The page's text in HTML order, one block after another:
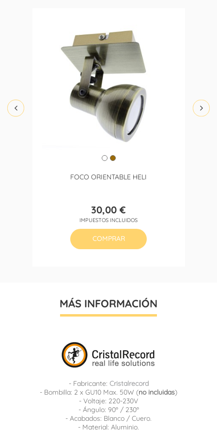
FOCO ORIENTABLE HELI
Precio
30,00 €
IMPUESTOS INCLUIDOS
COMPRAR
MÁS INFORMACIÓN
- Fabricante: Cristalrecord
- Bombilla: 2 x GU10 Max. 50W (no incluidas)
- Voltaje: 220-230V
- Ángulo: 90º / 230º
- Acabados: Blanco / Cuero.
- Material: Aluminio.